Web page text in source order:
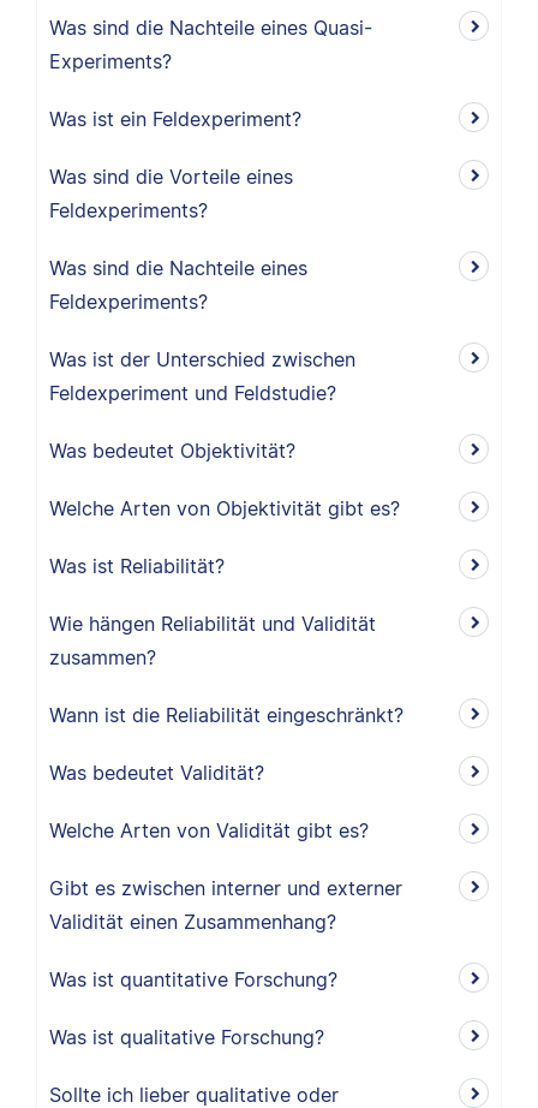
Was sind die Nachteile eines Quasi-
Experiments?
Was ist ein Feldexperiment?
Was sind die Vorteile eines
Feldexperiments?
Was sind die Nachteile eines
Feldexperiments?
Was ist der Unterschied zwischen
Feldexperiment und Feldstudie?
Was bedeutet Objektivität?
Welche Arten von Objektivität gibt es?
Was ist Reliabilität?
Wie hängen Reliabilität und Validität
zusammen?
Wann ist die Reliabilität eingeschränkt?
Was bedeutet Validität?
Welche Arten von Validität gibt es?
Gibt es zwischen interner und externer
Validität einen Zusammenhang?
Was ist quantitative Forschung?
Was ist qualitative Forschung?
Sollte ich lieber qualitative oder